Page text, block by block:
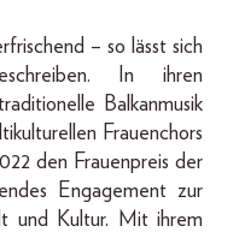
– so lässt sich
In ihren
Balkanmusik
Frauenchors
den Frauenpreis der
Engagement zur
und Kultur. Mit ihrem